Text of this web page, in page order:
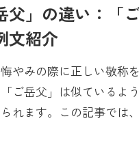
父」の違い：「
文紹介
やみの際に正しい敬称
ご岳父」は似ているよ
れます。この記事では